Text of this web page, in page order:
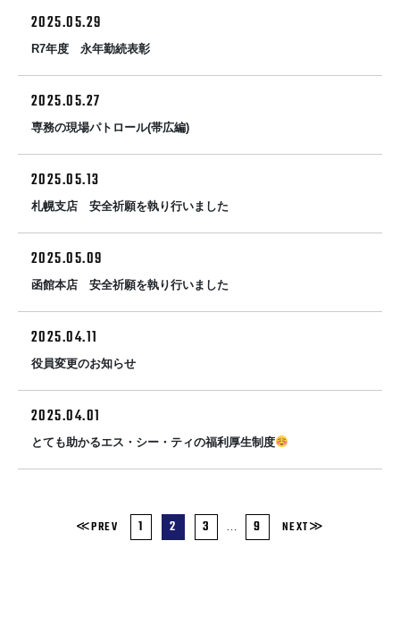
2025.05.29
R7年度 永年勤続表彰
2025.05.27
専務の現場パトロール(帯広編)
2025.05.13
札幌支店 安全祈願を執り行いました
2025.05.09
函館本店 安全祈願を執り行いました
2025.04.11
役員変更のお知らせ
2025.04.01
とても助かるエス・シー・ティの福利厚生制度
≪PREV 1 2 3 … 9 NEXT≫